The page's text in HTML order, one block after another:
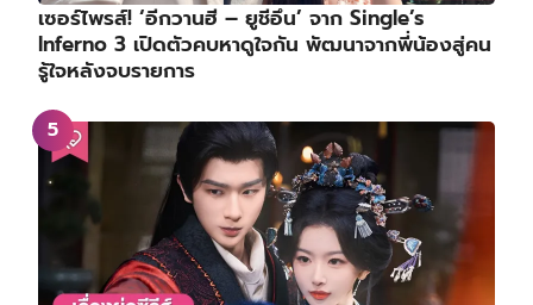
เซอร์ไพรส์! ‘อีกวานฮี – ยูชีอึน’ จาก Single’s
Inferno 3 เปิดตัวคบหาดูใจกัน พัฒนาจากพี่น้องสู่คน
รู้ใจหลังจบรายการ